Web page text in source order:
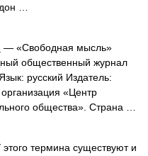
…
— «Свободная мысль»
общественный журнал
русский Издатель:
«Центр
общества». Страна …
термина существуют и